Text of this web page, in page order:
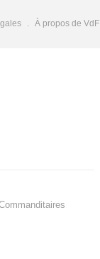
À propos de VdF